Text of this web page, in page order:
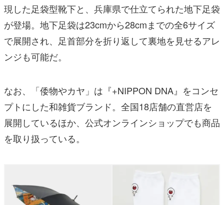
現した足袋型靴下と、兵庫県で仕立てられた地下足袋
が登場。地下足袋は23cmから28cmまでの全6サイズ
で展開され、足首部分を折り返して裏地を見せるアレ
ンジも可能だ。
なお、「倭物やカヤ」は『+NIPPON DNA』をコンセ
プトにした和雑貨ブランド。全国18店舗の直営店を
展開しているほか、公式オンラインショップでも商品
を取り扱っている。